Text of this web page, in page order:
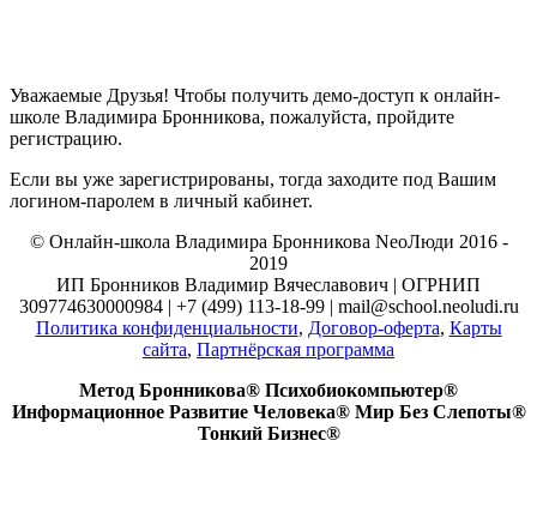
Уважаемые Друзья! Чтобы получить демо-доступ к онлайн-
школе Владимира Бронникова, пожалуйста, пройдите
регистрацию.
Если вы уже зарегистрированы, тогда заходите под Вашим
логином-паролем в личный кабинет.
© Онлайн-школа Владимира Бронникова NeoЛюди 2016 -
2019
ИП Бронников Владимир Вячеславович | ОГРНИП
309774630000984 | +7 (499) 113-18-99 | mail@school.neoludi.ru
Политика конфиденциальности, Договор-оферта, Карты
сайта, Партнёрская программа
Метод Бронникова® Психобиокомпьютер®
Информационное Развитие Человека® Мир Без Слепоты®
Тонкий Бизнес®